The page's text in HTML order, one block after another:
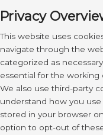
Privacy
This website uses
navigate through the
categorized as
essential for the working
We also use third-party
understand how you
stored in your browser
option to opt-out of